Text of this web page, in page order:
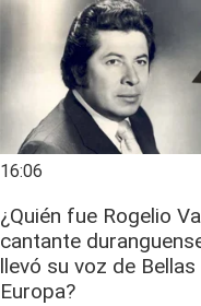
16:06
¿Quién fue Rogelio
cantante
llevó su voz de
Europa?